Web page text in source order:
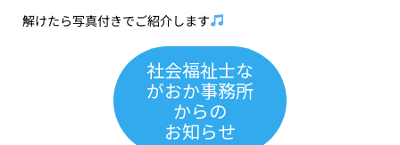
解けたら写真付きでご紹介します
社会福祉士な
がおか事務所
からの
お知らせ